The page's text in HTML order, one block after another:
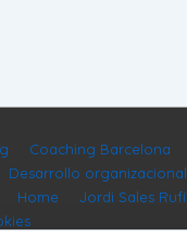
Coaching Barcelona
Desarrollo organizacional
Home Jordi Sales Rufí